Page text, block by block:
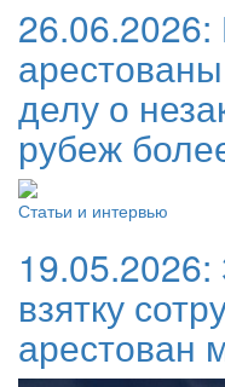
26.06.2026:
делу о
рубеж
Статьи и интервью
19.05.2026:
взятку
арестован